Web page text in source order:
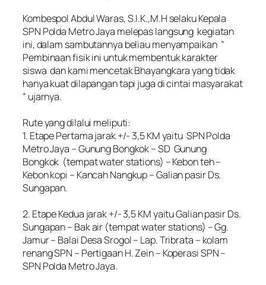
‎Kombespol Abdul Waras, S.I.K.,M.H selaku Kepala
SPN Polda Metro Jaya melepas langsung kegiatan
ini, dalam sambutannya beliau menyampaikan ”
Pembinaan fisik ini untuk membentuk karakter
siswa dan kami mencetak Bhayangkara yang tidak
hanya kuat dilapangan tapi juga di cintai masyarakat
” ujarnya.
‎Rute yang dilalui meliputi:
‎1. Etape Pertama jarak +/- 3,5 KM yaitu SPN Polda
Metro Jaya – Gunung Bongkok – SD Gunung
Bongkok (tempat water stations) – Kebon teh –
Kebon kopi – Kancah Nangkup – Galian pasir Ds.
Sungapan.
‎2. Etape Kedua jarak +/- 3,5 KM yaitu Galian pasir Ds.
Sungapan – Bak air (tempat water stations) – Gg.
Jamur – Balai Desa Srogol – Lap. Tribrata – kolam
renang SPN – Pertigaan H. Zein – Koperasi SPN –
SPN Polda Metro Jaya.